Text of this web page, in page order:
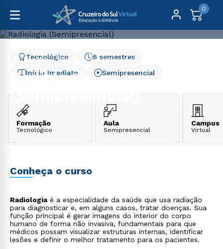
0
Graduação Saúde Radiologia (Semipresencial)
Radiologia
(Semipresencial)
Início Imediato
6 semestres
Tecnológico
Semipresencial
Formação
Tecnológico
Aula
Semipresencial
Campus
Virtual
Conheça o curso
Radiologiaé a especialidade da saúde que usa radiação
para diagnosticar e, em alguns casos, tratar doenças. Sua
função principal é gerar imagens do interior do corpo
humano de forma não invasiva, fundamentais para que
médicos possam visualizar estruturas internas, identificar
lesões e definir o melhor tratamento para os pacientes.